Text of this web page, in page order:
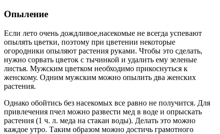
Опыление
Если лето очень дождливое,насекомые не всегда успевают
опылять цветки, поэтому при цветении некоторые
огородники опыляют растения руками. Чтобы это сделать,
нужно сорвать цветок с тычинкой и удалить ему зеленые
листья. Мужским цветком необходимо прикоснуться к
женскому. Одним мужским можно опылить два женских
растения.
Однако обойтись без насекомых все равно не получится. Для
привлечения пчел можно развести мед в воде и опрыскать
растения (1 ч. л. меда на стакан воды). Делать это можно
каждое утро. Таким образом можно достичь грамотного